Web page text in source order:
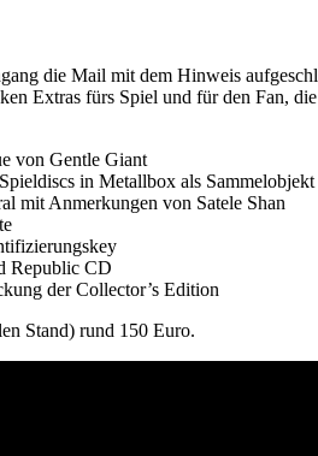
die Mail mit dem Hinweis
Extras fürs Spiel und für den Fan,
von Gentle Giant
in Metallbox als Sammelobjekt
mit Anmerkungen von Satele Shan
Republic CD
der Collector’s Edition
Stand) rund 150 Euro.